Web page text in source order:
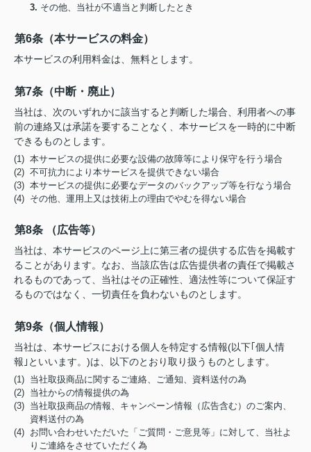
3. その他、当社が不適当と判断したとき
第6条（本サービスの料金）
本サービスの利用料金は、無料とします。
第7条（中断・廃止）
当社は、次のいずれかに該当すると判断した場合、利用者への事
前の連絡又は承諾を要することなく、本サービスを一時的に中断
できるものとします。
(1) 本サービスの提供に必要な設備の故障等により保守を行う場合
(2) 不可抗力により本サービスを提供できない場合
(3) 本サービスの提供に必要なデータのバックアップ等を行なう場合
(4) その他、運用上又は技術上の理由でやむを得ない場合
第8条 （広告等）
当社は、本サービスのページ上に第三者の提供する広告を掲載す
ることがあります。なお、当該広告は広告提供者の責任で掲載さ
れるものであって、当社はその正確性、適法性等について保証す
るものではなく、一切責任を負わないものとします。
第9条（個人情報）
当社は、本サービスにおける個人を特定する情報(以下｢個人情
報｣といいます。)は、以下のとおり取り扱うものとします。
(1) 当社取扱商品に関するご連絡、ご通知、資料送付の為
(2) 当社からの情報提供の為
(3) 当社取扱商品の情報、キャンペーン情報（広告含む）のご案内、
資料送付の為
(4) お問い合わせいただいた「ご質問・ご意見等」に対して、当社よ
りご連絡をさせていただく為